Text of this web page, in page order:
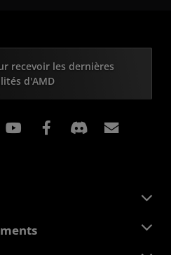
recevoir les dernières
d'AMD
Instagram Facebook